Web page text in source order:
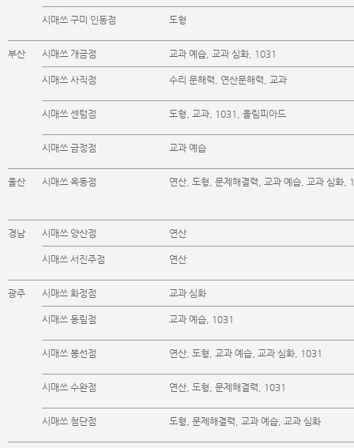
시매쓰 구미 인동점 도형
부산 시매쓰 개금점 교과 예습, 교과 심화, 1031
시매쓰 사직점 수리 문해력, 연산문해력, 교과
시매쓰 센텀점 도형, 교과, 1031, 올림피아드
시매쓰 금정점 교과 예습
울산 시매쓰 옥동점 연산, 도형, 문제해결력, 교과 예습, 교과 심화,
경남 시매쓰 양산점 연산
시매쓰 서진주점 연산
광주 시매쓰 화정점 교과 심화
시매쓰 동림점 교과 예습, 1031
시매쓰 봉선점 연산, 도형, 교과 예습, 교과 심화, 1031
시매쓰 수완점 연산, 도형, 문제해결력, 1031
시매쓰 첨단점 도형, 문제해결력, 교과 예습, 교과 심화